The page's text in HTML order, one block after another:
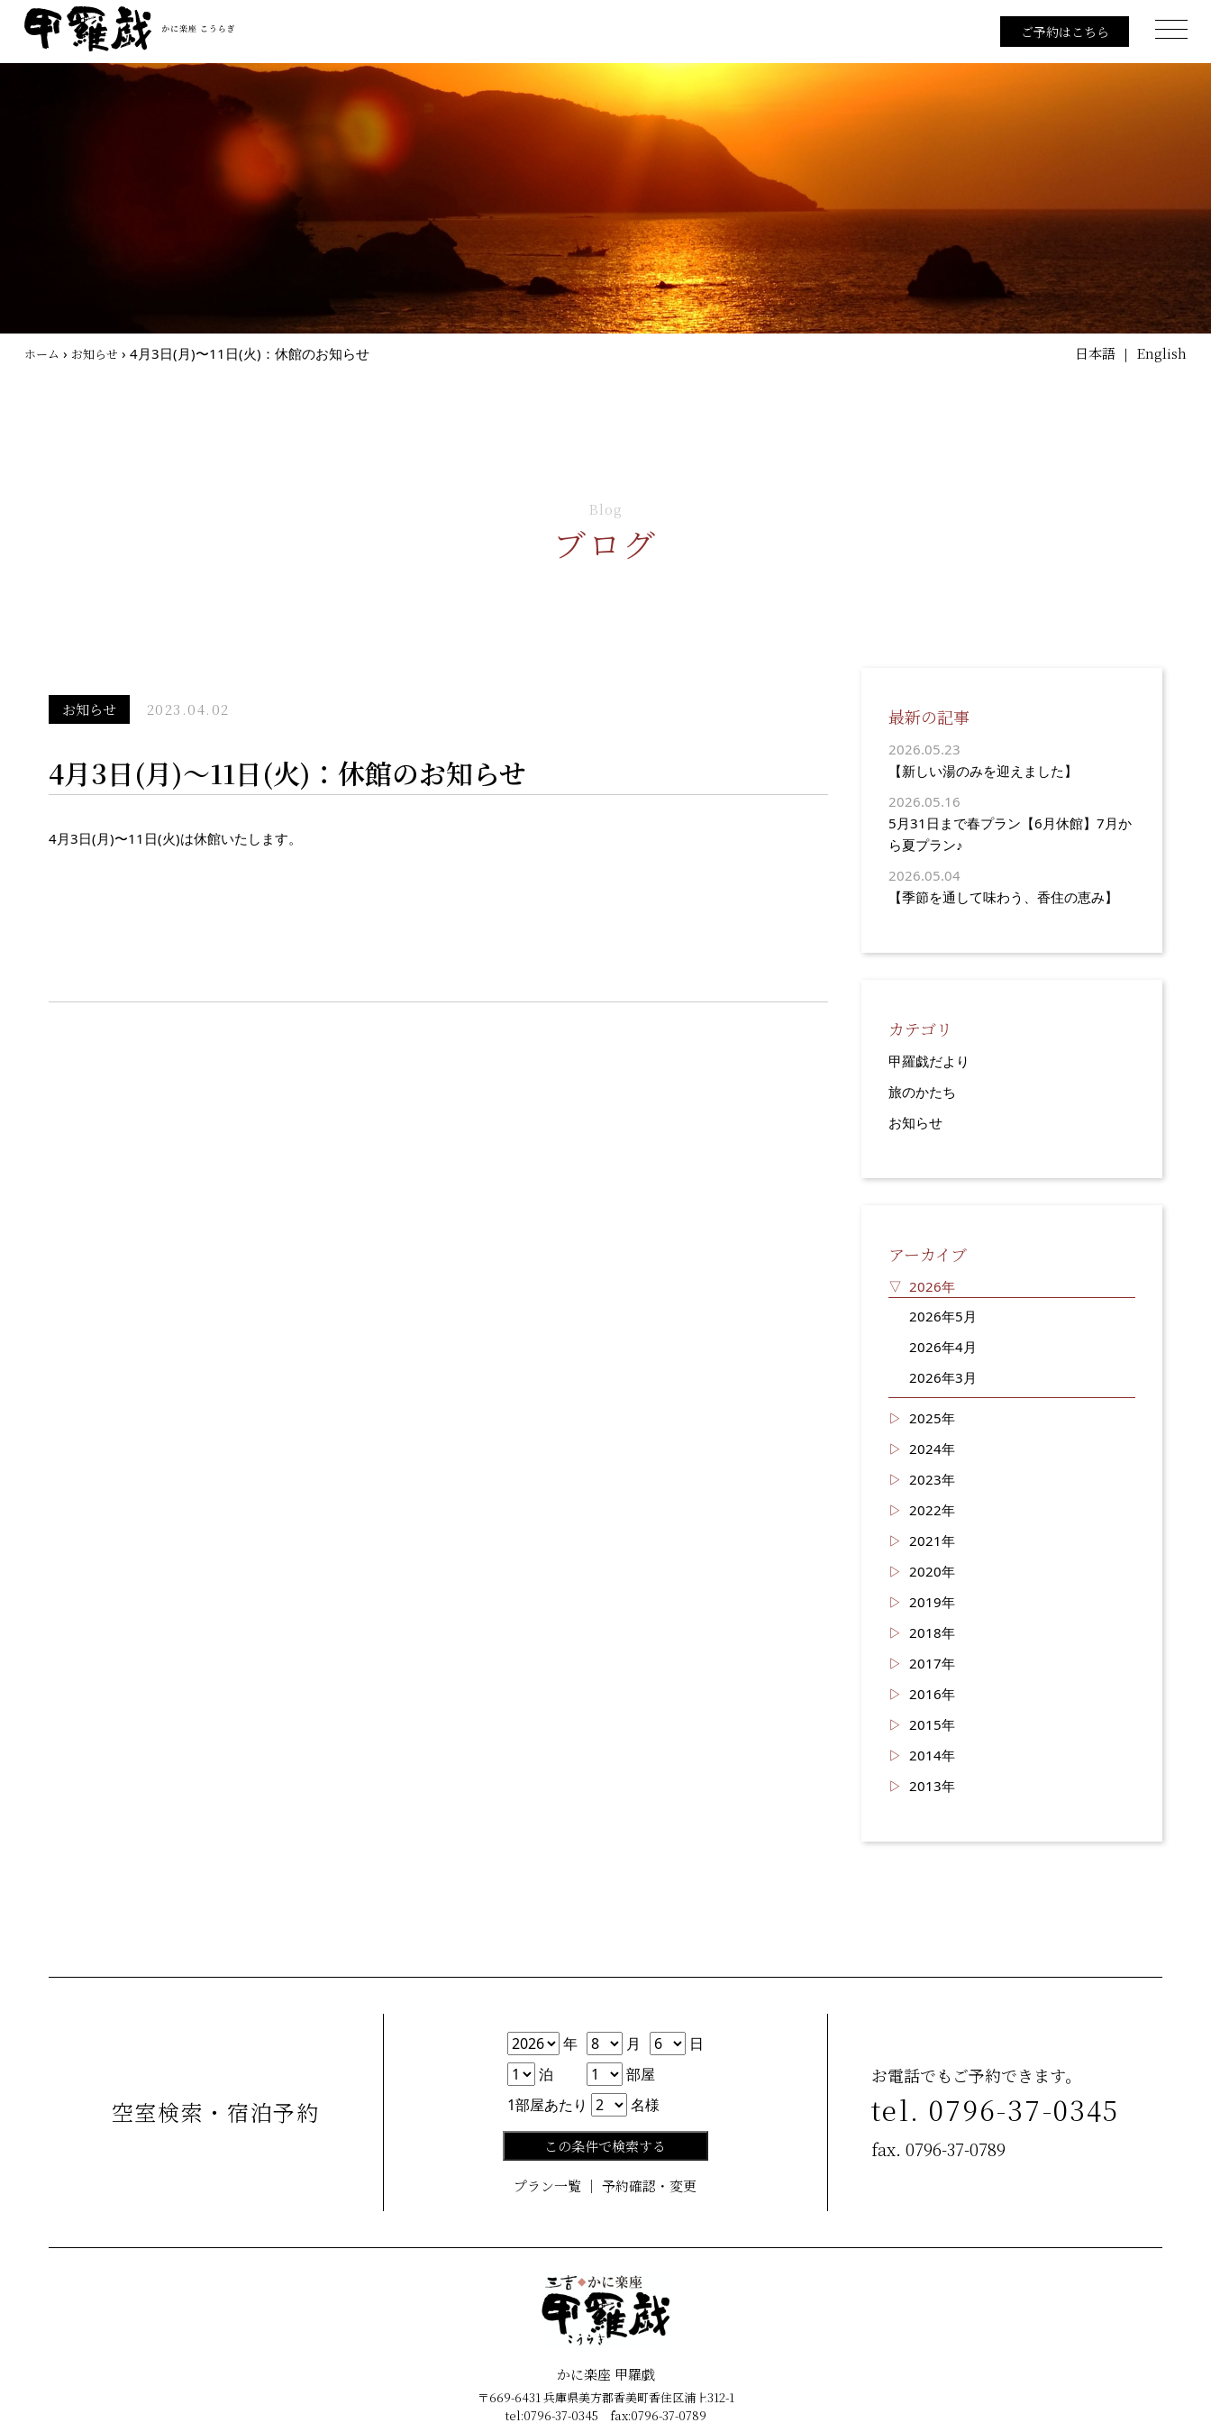
ご予約はこちら
ホーム › お知らせ › 4月3日(月)〜11日(火)：休館のお知らせ 日本語 ｜ English
Blog
ブログ
お知らせ 2023.04.02
4月3日(月)〜11日(火)：休館のお知らせ
4月3日(月)〜11日(火)は休館いたします。
最新の記事
2026.05.23
【新しい湯のみを迎えました】
2026.05.16
5月31日まで春プラン【6月休館】7月か
ら夏プラン♪
2026.05.04
【季節を通して味わう、香住の恵み】
カテゴリ
甲羅戯だより
旅のかたち
お知らせ
アーカイブ
2026年
2026年5月
2026年4月
2026年3月
2025年
2024年
2023年
2022年
2021年
2020年
2019年
2018年
2017年
2016年
2015年
2014年
2013年
空室検索・宿泊予約
年 年 月 月 日
日
泊数 泊 部屋数部屋
1部屋あたり
人数 名様
この条件で検索する
プラン一覧 ｜予約確認・変更
お電話でもご予約できます。
tel. 0796-37-0345
fax. 0796-37-0789
かに楽座 甲羅戯
〒669-6431 兵庫県美方郡香美町香住区浦上312-1
tel:0796-37-0345 fax:0796-37-0789